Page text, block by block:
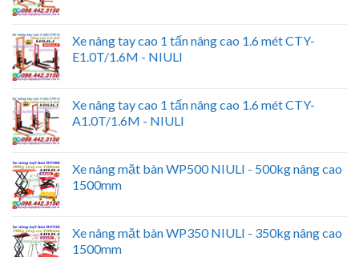
Xe nâng tay cao 1 tấn nâng cao 1.6 mét CTY-
E1.0T/1.6M - NIULI
Xe nâng tay cao 1 tấn nâng cao 1.6 mét CTY-
A1.0T/1.6M - NIULI
Xe nâng mặt bàn WP500 NIULI - 500kg nâng cao
1500mm
Xe nâng mặt bàn WP350 NIULI - 350kg nâng cao
1500mm